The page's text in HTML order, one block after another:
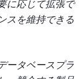
に応じて拡張で
スを維持できる
ータベースプラ